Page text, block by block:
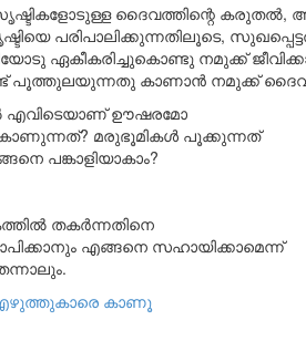
ദൈവത്തിന്റെ കരുതൽ,
പരിപാലിക്കുന്നതിലൂടെ,
ഏകീകരിച്ചുകൊണ്ടു നമുക്ക്
പൂത്തുലയുന്നതു കാണാൻ നമുക്ക്
എവിടെയാണ് ഊഷരമോ
കാണുന്നത്? മരുഭൂമികൾ പൂക്കുന്നത്
പങ്കാളിയാകാം?
തകർന്നതിനെ
എങ്ങനെ സഹായിക്കാമെന്ന്
എഴുത്തുകാരെ കാണൂ